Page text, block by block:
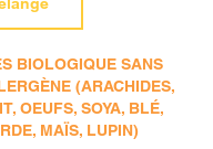
BIOLOGIQUE SANS
(ARACHIDES,
OEUFS, SOYA, BLÉ,
MAÏS, LUPIN)